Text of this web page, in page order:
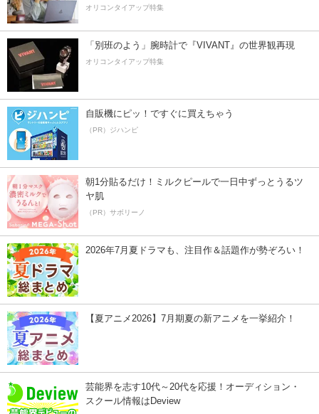
オリコンタイアップ特集
「別班のよう」腕時計で『VIVANT』の世界観再現
オリコンタイアップ特集
自販機にピッ！ですぐに買えちゃう
（PR）ジハンピ
朝1分貼るだけ！ミルクピールで一日中ずっとうるツ
ヤ肌
（PR）サボリーノ
2026年7月夏ドラマも、注目作＆話題作が勢ぞろい！
【夏アニメ2026】7月期夏の新アニメを一挙紹介！
芸能界を志す10代～20代を応援！オーディション・
スクール情報はDeview